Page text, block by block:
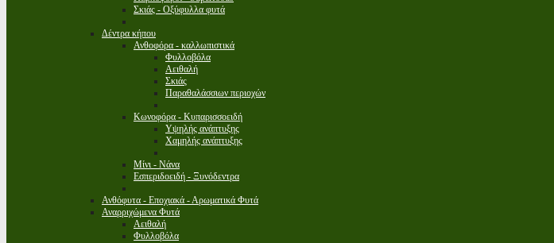
Σκιάς - Οξύφυλλα φυτά
Δέντρα κήπου
Ανθοφόρα - καλλωπιστικά
Φυλλοβόλα
Αειθαλή
Σκιάς
Παραθαλάσσιων περιοχών
Κωνοφόρα - Κυπαρισσοειδή
Υψηλής ανάπτυξης
Χαμηλής ανάπτυξης
Μίνι - Νάνα
Εσπεριδοειδή - Ξυνόδεντρα
Ανθόφυτα - Εποχιακά - Αρωματικά Φυτά
Αναρριχώμενα Φυτά
Αειθαλή
Φυλλοβόλα